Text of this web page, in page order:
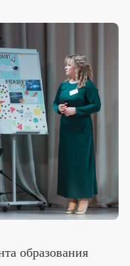
образования